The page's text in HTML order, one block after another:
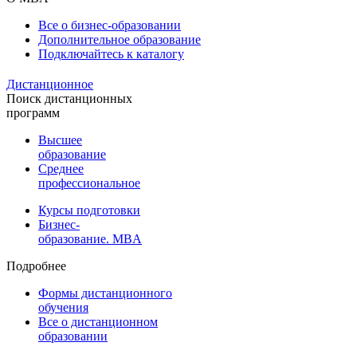
Все о бизнес-образовании
Дополнительное образование
Подключайтесь к каталогу
Дистанционное
Поиск дистанционных
программ
Высшее
образование
Среднее
профессиональное
Курсы подготовки
Бизнес-
образование. MBA
Подробнее
Формы дистанционного
обучения
Все о дистанционном
образовании